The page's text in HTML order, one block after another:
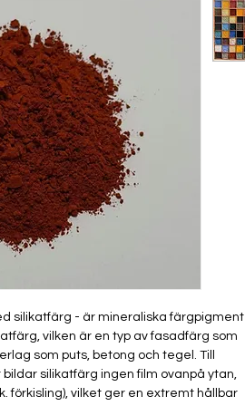
silikatfärg - är mineraliska färgpigment
vilken är en typ av fasadfärg som
som puts, betong och tegel. Till
silikatfärg ingen film ovanpå ytan,
förkisling), vilket ger en extremt hållbar